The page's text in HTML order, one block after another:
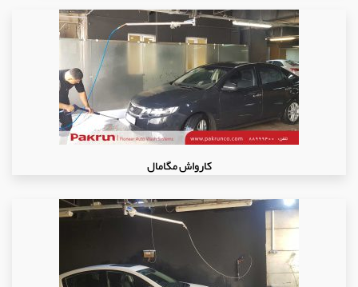
کارواش مگامال